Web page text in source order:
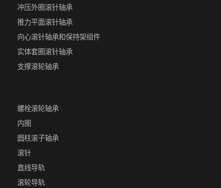
冲压外圈滚针轴承
推力平面滚针轴承
向心滚针轴承和保持架组件
实体套圈滚针轴承
支撑滚轮轴承
螺栓滚轮轴承
内圈
圆柱滚子轴承
滚针
直线导轨
滚轮导轨